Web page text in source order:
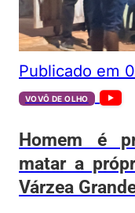
Publicado em
VOVÔ DE OLHO
Homem é
matar a
Várzea